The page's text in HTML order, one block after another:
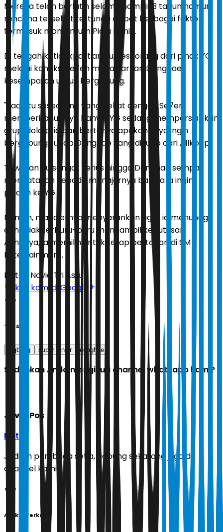
Mereka telah berlatih selama hampir 3 tahun namun
rencana tersebut tertunda akibat berbagai faktor
termasuk momentum Piala Dunia.
Di tengah ketidakpastian itu, seseorang dari pihak YG
melalui koneksi Se7en menawarkan Donghae
kesempatan untuk bergabung.
"Saat itu seseorang yang dekat dengan Se7en
memberitahu saya bahwa YG sedang mempersiapkan
grup idola pria dan bertanya apakah saya ingin
bergabung," ucap Donghae yang dikutip dari Allkpop.
Tawaran itu sangat serius hingga Donghae sempat
mengatakan kepada manajernya bahwa ia ingin
pindah ke YG.
Namun, manajernya menyarankan agar ia menunggu
dan tidak terburu-buru mengambil keputusan.
Akhirnya, ia memilih untuk tetap bertahan di SM
Entertainment.
Editor: Novia Tri Astuti
Ikuti kami di Google
Tags
bigbang super junior donghae
Sudahkah Anda mengikuti channel whatsapp kami?
Jawa Pos
Ikuti
Jadilah pembaca setia, gabung sekarang juga di
channel kami!
Artikel Terkait